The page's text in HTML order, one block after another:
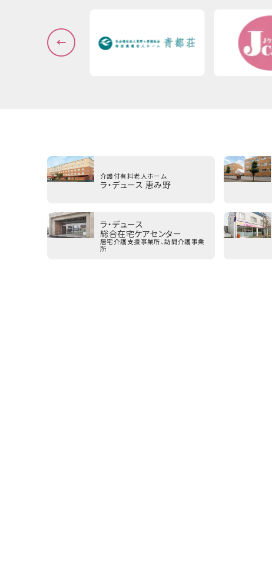
介護付有料老人ホーム
ラ・デュース 恵み野
ラ・デュース
総合在宅ケアセンター
居宅介護支援事業所、訪問介護事業
所